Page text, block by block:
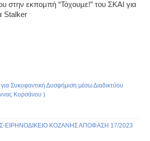
στην εκπομπή “Τόχουμε!” του ΣΚΑΙ για
Stalker
Συκοφαντική Δυσφήμιση μέσω Διαδικτύου
Κορσάνου )
ΚΟΖΑΝΗΣ ΑΠΟΦΑΣΗ 17/2023